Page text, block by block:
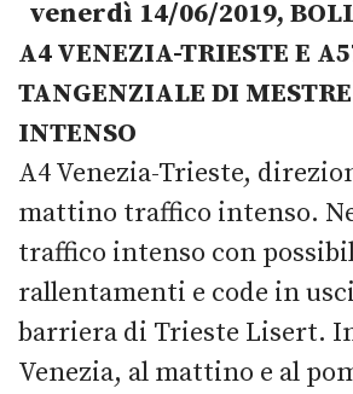
venerdì 14/06/2019,
A4 VENEZIA-TRIESTE E
TANGENZIALE DI
INTENSO
A4 Venezia-Trieste,
mattino traffico intenso.
traffico intenso con
rallentamenti e code in
barriera di Trieste Lisert.
Venezia, al mattino e al